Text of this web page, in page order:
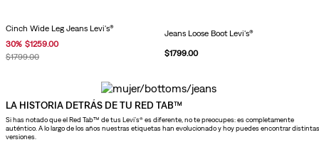
Cinch Wide Leg Jeans Levi's®
30% $1259.00
$1799.00
Jeans Loose Boot Levi's®
$1799.00
LA HISTORIA DETRÁS DE TU RED TAB™
Si has notado que el Red Tab™ de tus Levi’s® es diferente, no te preocupes: es completamente
auténtico. A lo largo de los años nuestras etiquetas han evolucionado y hoy puedes encontrar distintas
versiones.